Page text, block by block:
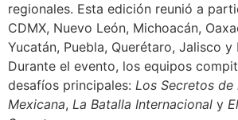
regionales. Esta edición reunió a
CDMX, Nuevo León, Michoacán,
Yucatán, Puebla, Querétaro, Jalisco y
Durante el evento, los equipos
desafíos principales: Los Secretos de
Mexicana, La Batalla Internacional y